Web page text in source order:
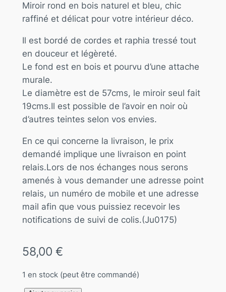
Miroir rond en bois naturel et bleu, chic
raffiné et délicat pour votre intérieur déco.
Il est bordé de cordes et raphia tressé tout
en douceur et légèreté.
Le fond est en bois et pourvu d’une attache
murale.
Le diamètre est de 57cms, le miroir seul fait
19cms.Il est possible de l’avoir en noir où
d’autres teintes selon vos envies.
En ce qui concerne la livraison, le prix
demandé implique une livraison en point
relais.Lors de nos échanges nous serons
amenés à vous demander une adresse point
relais, un numéro de mobile et une adresse
mail afin que vous puissiez recevoir les
notifications de suivi de colis.(Ju0175)
58,00 €
1 en stock (peut être commandé)